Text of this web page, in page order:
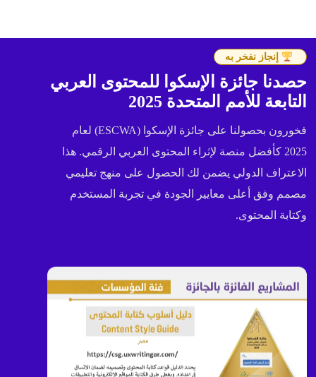
إنجاز نفخر به
حصدنا جائزة الإسكوا للمحتوى العربي
التابعة للأمم المتحدة 2025
فخورون بحصولنا على جائزة الإسكوا (ESCWA) لعام
2025 كأفضل منصة لإثراء المحتوى العربي الرقمي. هذا
الاعتراف الدولي يضمن لك الحصول على منهج تعليمي
مصمم وفق أعلى معايير الجودة في تجربة المستخدم
وكتابة المحتوى.